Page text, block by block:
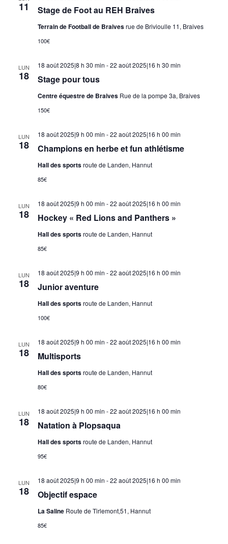
11 Stage de Foot au REH Braives
Terrain de Football de Braivesrue de Brivioulle 11, Braives
100€
LUN
18 Stage pour tous
18 août 2025|8 h 30 min -22 août 2025|16 h 30 min
Centre équestre de Braives Rue de la pompe 3a, Braives
150€
LUN
18 Champions en herbe et fun athlétisme
18 août 2025|9 h 00 min -22 août 2025|16 h 00 min
Hall des sportsroute de Landen, Hannut
85€
LUN
18 Hockey « Red Lions and Panthers »
18 août 2025|9 h 00 min -22 août 2025|16 h 00 min
Hall des sportsroute de Landen, Hannut
85€
LUN
18 Junior aventure
18 août 2025|9 h 00 min -22 août 2025|16 h 00 min
Hall des sportsroute de Landen, Hannut
100€
LUN
18 Multisports
18 août 2025|9 h 00 min -22 août 2025|16 h 00 min
Hall des sportsroute de Landen, Hannut
80€
LUN
18 Natation à Plopsaqua
18 août 2025|9 h 00 min -22 août 2025|16 h 00 min
Hall des sportsroute de Landen, Hannut
95€
LUN
18 Objectif espace
18 août 2025|9 h 00 min -22 août 2025|16 h 00 min
La Saline Route de Tirlemont,51, Hannut
85€